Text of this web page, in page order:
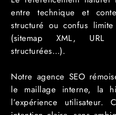
entre technique et
structuré ou confus
(sitemap XML, URL
structurées…).
Notre agence SEO
le maillage interne, la
l’expérience utilisateur.